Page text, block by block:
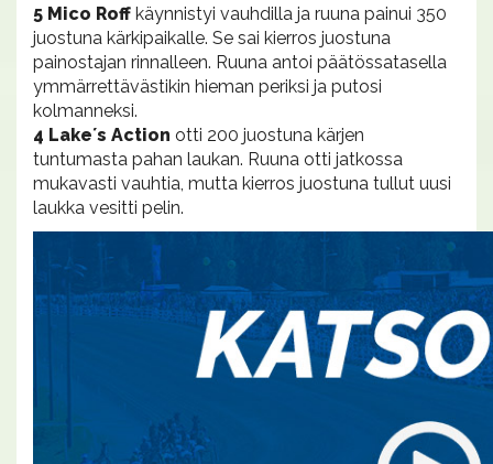
5 Mico Roff käynnistyi vauhdilla ja ruuna painui 350
juostuna kärkipaikalle. Se sai kierros juostuna
painostajan rinnalleen. Ruuna antoi päätössatasella
ymmärrettävästikin hieman periksi ja putosi
kolmanneksi.
4 Lake´s Action otti 200 juostuna kärjen
tuntumasta pahan laukan. Ruuna otti jatkossa
mukavasti vauhtia, mutta kierros juostuna tullut uusi
laukka vesitti pelin.